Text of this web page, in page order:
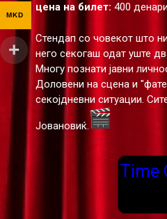
цена на билет: 400 денари
Стендап со човекот што
него секогаш одат уште
Многу познати јавни
Доловени на сцена и
секојдневни ситуации.
Јовановиќ.
Time
MKD